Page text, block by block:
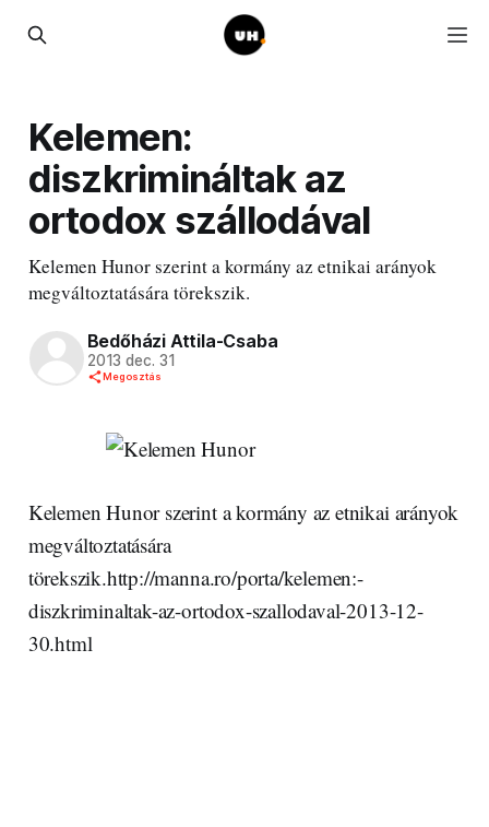
Kelemen:
diszkrimináltak az
ortodox szállodával
Kelemen Hunor szerint a kormány az etnikai arányok
megváltoztatására törekszik.
Bedőházi Attila-Csaba
2013 dec. 31
Megosztás
Kelemen Hunor szerint a kormány az etnikai arányok
megváltoztatására
törekszik.http://manna.ro/porta/kelemen:-
diszkriminaltak-az-ortodox-szallodaval-2013-12-
30.html